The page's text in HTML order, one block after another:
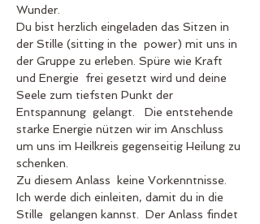
Wunder.
Du bist herzlich eingeladen das Sitzen in
der Stille (sitting in the  power) mit uns in
der Gruppe zu erleben. Spüre wie Kraft
und Energie  frei gesetzt wird und deine
Seele zum tiefsten Punkt der
Entspannung  gelangt.   Die entstehende
starke Energie nützen wir im Anschluss
um uns im Heilkreis gegenseitig Heilung zu
schenken.
Zu diesem Anlass  keine Vorkenntnisse.
Ich werde dich einleiten, damit du in die
Stille  gelangen kannst.  Der Anlass findet